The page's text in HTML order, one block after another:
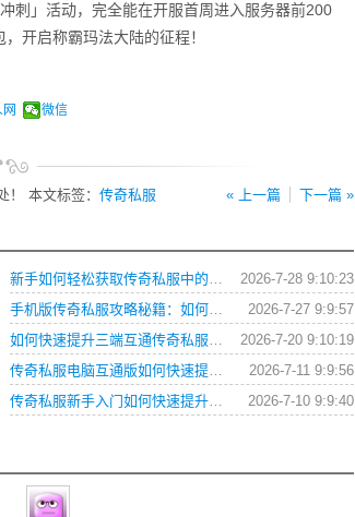
刺」活动，完全能在开服首周进入服务器前200
开启称霸玛法大陆的征程！
微信
« 上一篇 下一篇 »
本文标签： 传奇私服
2026-7-28 9:10:23
新手如何轻松获取传奇私服中的各类游戏礼包？
2026-7-27 9:9:57
手机版传奇私服攻略秘籍：如何快速提升战力？
2026-7-20 9:10:19
如何快速提升三端互通传奇私服角色战斗力？
2026-7-11 9:9:56
传奇私服电脑互通版如何快速提升角色等级？
2026-7-10 9:9:40
传奇私服新手入门如何快速提升战力？